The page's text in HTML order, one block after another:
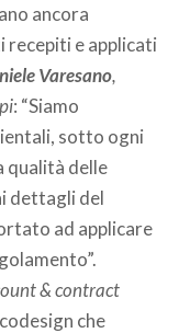
ancora
recepiti e applicati
Varesano,
: “Siamo
sotto ogni
qualità delle
dettagli del
ad applicare
& contract
che